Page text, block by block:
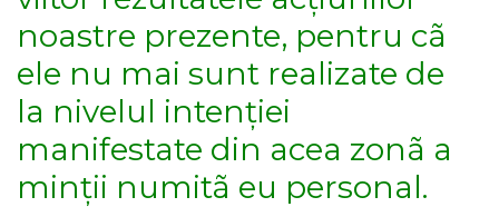
noastre prezente, pentru cã
ele nu mai sunt realizate de
la nivelul intenției
manifestate din acea zonã a
minții numitã eu personal.